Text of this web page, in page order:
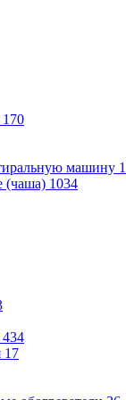
170
машину
(чаша) 1034
434
17